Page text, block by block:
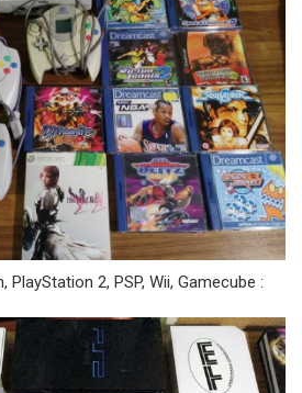
PlayStation 2, PSP, Wii, Gamecube :